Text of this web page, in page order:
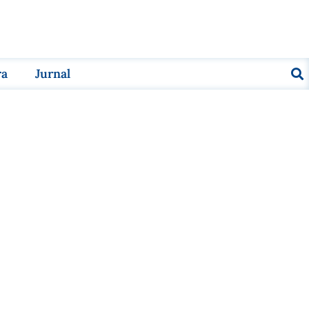
Jurnal